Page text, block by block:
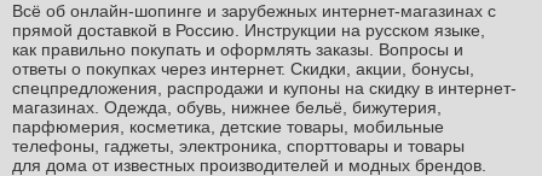
Всё об онлайн-шопинге и зарубежных интернет-магазинах c
прямой доставкой в Россию. Инструкции на русском языке,
как правильно покупать и оформлять заказы. Вопросы и
ответы о покупках через интернет. Скидки, акции, бонусы,
спецпредложения, распродажи и купоны на скидку в интернет-
магазинах. Одежда, обувь, нижнее бельё, бижутерия,
парфюмерия, косметика, детские товары, мобильные
телефоны, гаджеты, электроника, спорттовары и товары
для дома от известных производителей и модных брендов.